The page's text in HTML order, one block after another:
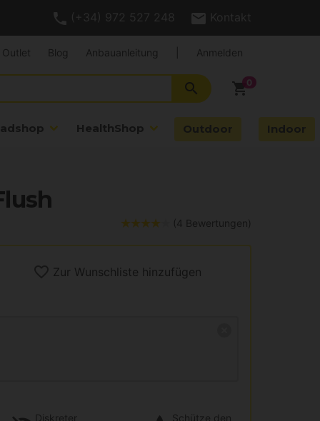
(+34) 972 527 248 Kontakt
shopping_cart
search
HealthShop Outdoor Indoor
Outlet Blog Anbauanleitung Anmelden
(4 Bewertungen)
Zur Wunschliste hinzufügen
Diskreter
Schütze den